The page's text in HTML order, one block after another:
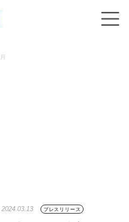
2024.03.13 プレスリリース